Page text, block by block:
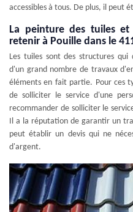
accessibles à tous. De plus, il peut
La peinture des tuiles
retenir à Pouille dans le
Les tuiles sont des structures
d'un grand nombre de travaux
éléments en fait partie. Pour ces
de solliciter le service d'une
recommander de solliciter le
Il a la réputation de garantir un
peut établir un devis qui ne
d'argent.